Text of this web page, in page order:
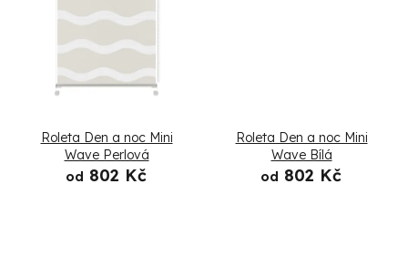
Roleta Den a noc Mini
Wave Perlová
od 802 Kč
Roleta Den a noc Mini
Wave Bílá
od 802 Kč